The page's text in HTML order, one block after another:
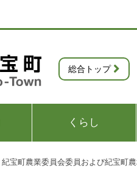
総合トップ
くらし
紀宝町農業委員会委員および紀宝町